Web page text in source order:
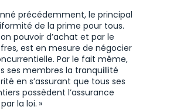
précédemment, le principal
de la prime pour tous.
pouvoir d’achat et par le
est en mesure de négocier
Par le fait même,
ses membres la tranquillité
en s’assurant que tous ses
possèdent l’assurance
la loi. »